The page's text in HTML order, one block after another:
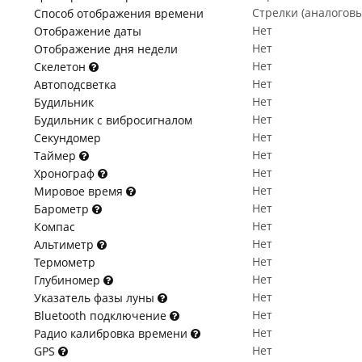
Способ отображения времени
Стрелки
Отображение даты
Нет
Отображение дня недели
Нет
Скелетон
Нет
Автоподсветка
Нет
Будильник
Нет
Будильник с вибросигналом
Нет
Секундомер
Нет
Таймер
Нет
Хронограф
Нет
Мировое время
Нет
Барометр
Нет
Компас
Нет
Альтиметр
Нет
Термометр
Нет
Глубиномер
Нет
Указатель фазы луны
Нет
Bluetooth подключение
Нет
Радио калибровка времени
Нет
GPS
Нет